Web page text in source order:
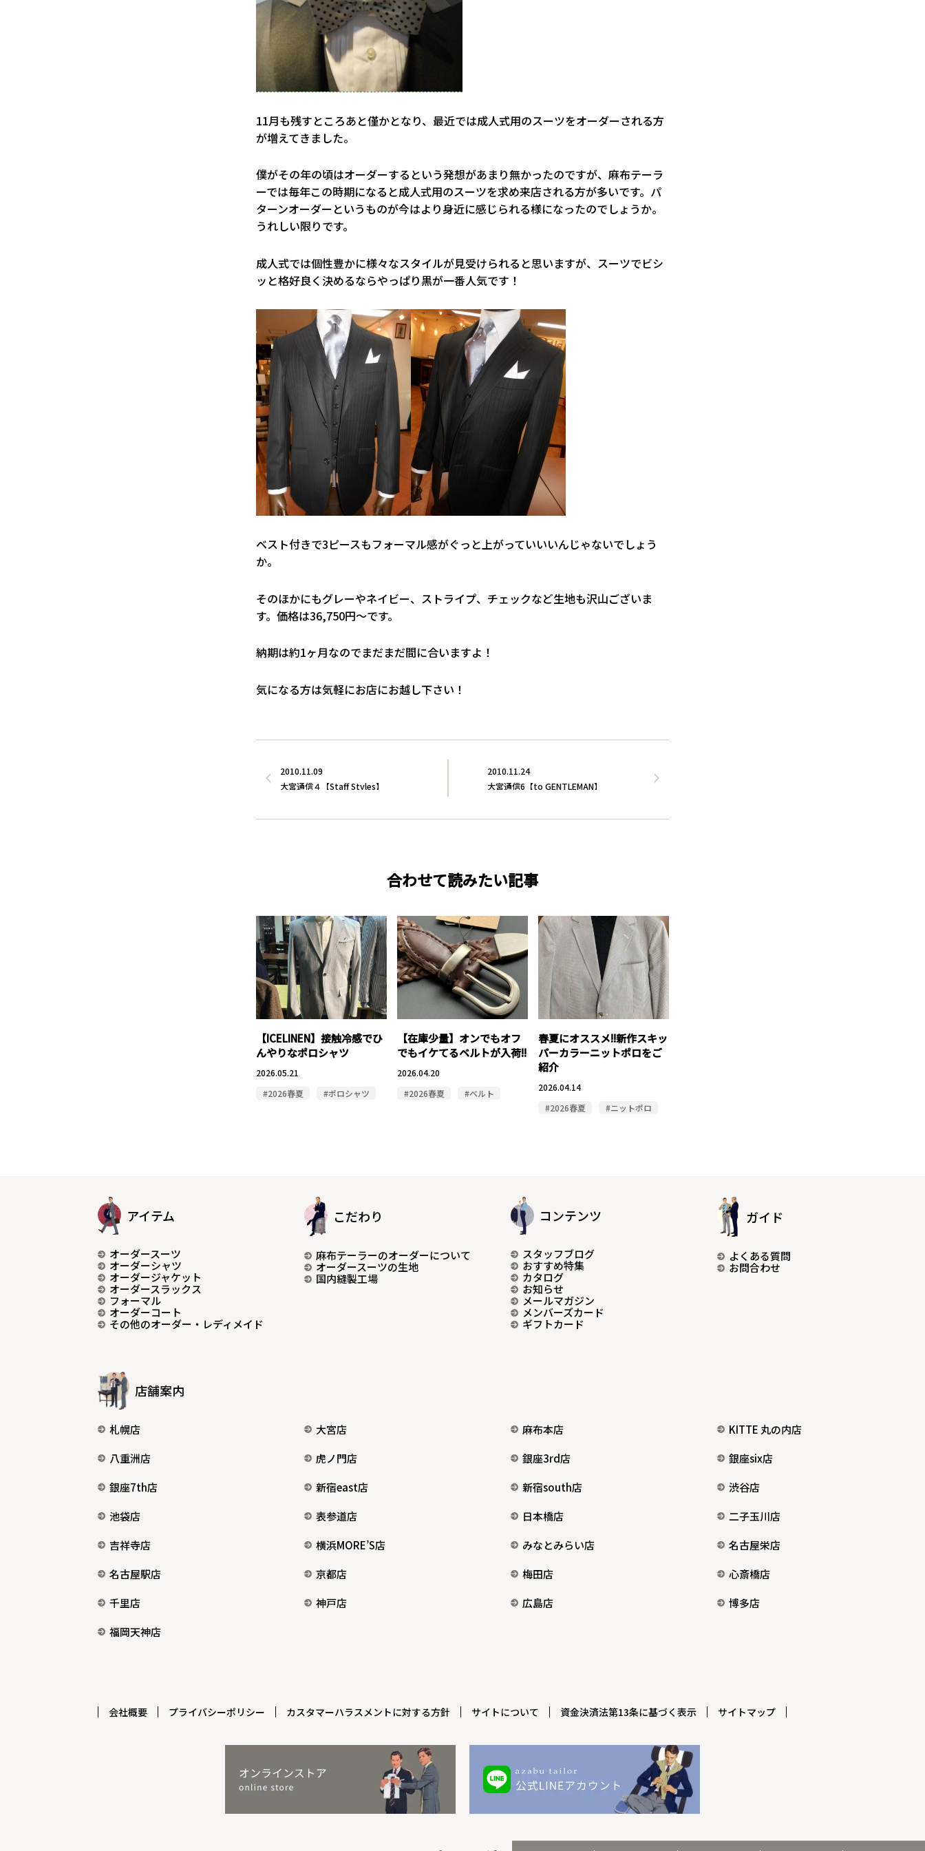
11月も残すところあと僅かとなり、最近では成人式用のスーツをオーダーされる方
が増えてきました。
僕がその年の頃はオーダーするという発想があまり無かったのですが、麻布テーラ
ーでは毎年この時期になると成人式用のスーツを求め来店される方が多いです。パ
ターンオーダーというものが今はより身近に感じられる様になったのでしょうか。
うれしい限りです。
成人式では個性豊かに様々なスタイルが見受けられると思いますが、スーツでビシ
ッと格好良く決めるならやっぱり黒が一番人気です！
ベスト付きで3ピースもフォーマル感がぐっと上がっていいいんじゃないでしょう
か。
そのほかにもグレーやネイビー、ストライプ、チェックなど生地も沢山ございま
す。価格は36,750円～です。
納期は約1ヶ月なのでまだまだ間に合いますよ！
気になる方は気軽にお店にお越し下さい！
2010.11.24
大宮通信6【to GENTLEMAN】
2010.11.09
大宮通信４【Staff Styles】
合わせて読みたい記事
【ICELINEN】接触冷感でひ
んやりなポロシャツ
2026.05.21
#2026春夏
#ポロシャツ
【在庫少量】オンでもオフ
でもイケてるベルトが入荷!!
2026.04.20
#2026春夏
#ベルト
春夏にオススメ!!新作スキッ
パーカラーニットポロをご
紹介
2026.04.14
#2026春夏
#ニットポロ
アイテム
オーダースーツ
オーダーシャツ
オーダージャケット
オーダースラックス
フォーマル
オーダーコート
その他のオーダー・レディメイド
こだわり
麻布テーラーのオーダーについて
オーダースーツの生地
国内縫製工場
コンテンツ
スタッフブログ
おすすめ特集
カタログ
お知らせ
メールマガジン
メンバーズカード
ギフトカード
ガイド
よくある質問
お問合わせ
店舗案内
札幌店 大宮店 麻布本店
KITTE 丸の内店
八重洲店
虎ノ門店 銀座3rd店
銀座six店
銀座7th店
新宿east店 新宿south店
渋谷店
池袋店
表参道店 日本橋店
二子玉川店
吉祥寺店
横浜MORE’S店 みなとみらい店
名古屋栄店
名古屋駅店
京都店 梅田店
心斎橋店
千里店
神戸店 広島店
博多店
福岡天神店
会社概要 プライバシーポリシー カスタマーハラスメントに対する方針 サイトについて 資金決済法第13条に基づく表示 サイトマップ